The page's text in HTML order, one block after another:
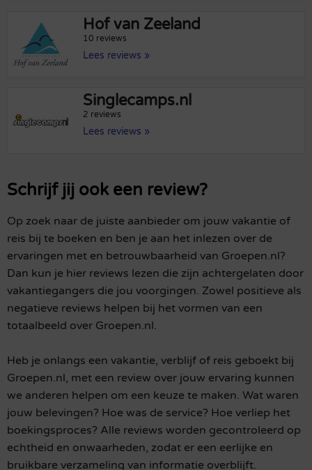
Hof van Zeeland
10 reviews
Lees reviews »
Singlecamps.nl
2 reviews
Lees reviews »
Schrijf jij ook een review?
Op zoek naar de juiste aanbieder om jouw vakantie of
reis bij te boeken en ben je aan het inlezen over de
ervaringen met en betrouwbaarheid van Groepen.nl?
Dan kun je hier reviews lezen die zijn achtergelaten door
vakantiegangers die jou voorgingen. Zowel positieve als
negatieve reviews helpen bij het vormen van een
totaalbeeld over Groepen.nl.
Heb je onlangs een vakantie, verblijf of reis geboekt bij
Groepen.nl, met een review over jouw ervaring kunnen
we anderen helpen om een keuze te maken. Wat waren
jouw belevingen? Hoe was de service? Hoe verliep het
boekingsproces? Alle reviews worden gecontroleerd op
echtheid en onwaarheden, zodat er een eerlijke en
bruikbare verzameling van informatie overblijft.